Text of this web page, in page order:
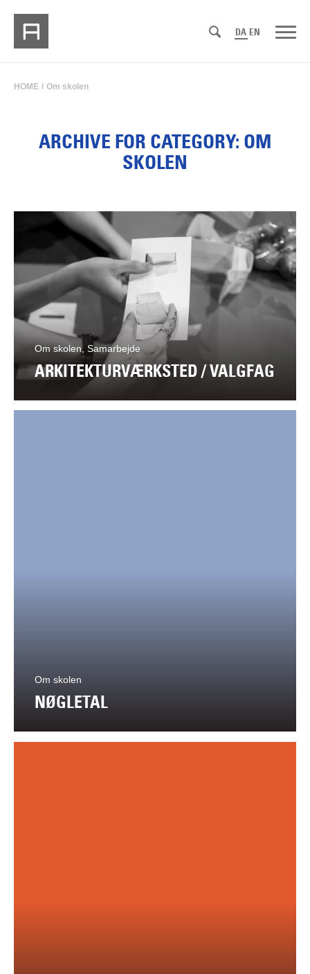
DA EN
HOME / Om skolen
ARCHIVE FOR CATEGORY: OM
SKOLEN
Om skolen, Samarbejde
ARKITEKTURVÆRKSTED / VALGFAG
Om skolen
NØGLETAL